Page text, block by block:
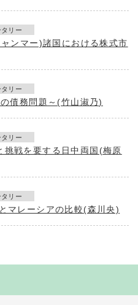
タリー
ンマー)諸国における株式市
タリー
債務問題～(竹山淑乃)
タリー
挑戦を要する日中両国(梅原
タリー
マレーシアの比較(森川央)